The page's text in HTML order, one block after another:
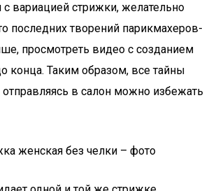
вариацией стрижки, желательно
последних творений парикмахеров-
просмотреть видео с созданием
конца. Таким образом, все тайны
в салон можно избежать
женская без челки – фото